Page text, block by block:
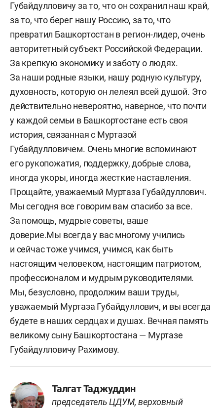
Губайдулловичу за то, что он сохранил наш край,
за то, что берег нашу Россию, за то, что
превратил Башкортостан в регион-лидер, очень
авторитетный субъект Российской Федерации.
За крепкую экономику и заботу о людях.
За наши родные языки, нашу родную культуру,
духовность, которую он лелеял всей душой. Это
действительно невероятно, наверное, что почти
у каждой семьи в Башкортостане есть своя
история, связанная с Муртазой
Губайдулловичем. Очень многие вспоминают
его рукопожатия, поддержку, добрые слова,
иногда укоры, иногда жесткие наставления.
Прощайте, уважаемый Муртаза Губайдуллович.
Мы сегодня все говорим вам спасибо за все.
За помощь, мудрые советы, ваше
доверие.Мы всегда у вас многому учились
и сейчас тоже учимся, учимся, как быть
настоящим человеком, настоящим патриотом,
профессионалом и мудрым руководителями.
Мы, безусловно, продолжим ваши труды,
уважаемый Муртаза Губайдуллович, и вы всегда
будете в наших сердцах и душах. Вечная память
великому сыну Башкортостана — Муртазе
Губайдулловичу Рахимову.
Талгат Таджуддин
председатель ЦДУМ, верховный